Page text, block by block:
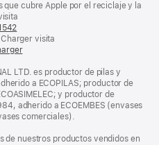
que cubre Apple por el reciclaje y la
abre
en
ventana
nueva)
visita
(se
en
una
ventana
nueva)
LTD. es productor de pilas y
a ECOPILAS; productor de
y productor de
adherido a ECOEMBES (envases
comerciales).
de nuestros productos vendidos en